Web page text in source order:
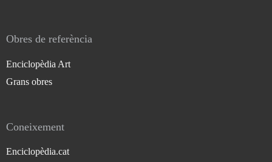
Obres de referència
Enciclopèdia Art
Grans obres
Coneixement
Enciclopèdia.cat